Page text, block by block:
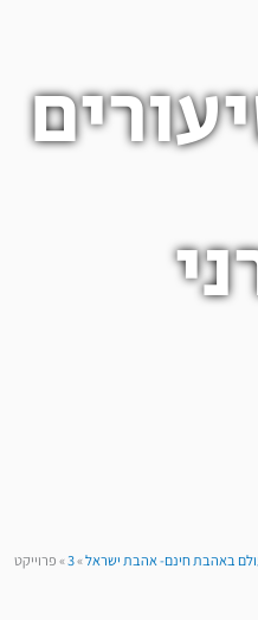
עולם באהבת חינם- אהבת ישראל»
3
»פרוייקט